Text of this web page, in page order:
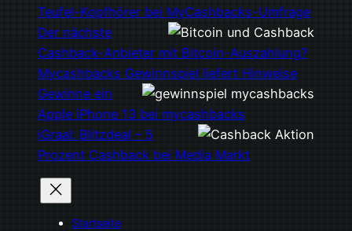
Teufel-Kopfhörer bei MyCashbacks-Umfrage
Der nächste
Cashback-Anbieter mit Bitcoin-Auszahlung?
Mycashbacks Gewinnspiel liefert Hinweise
Gewinne ein
Apple iPhone 13 bei mycashbacks
iGraal: Blitzdeal – 5
Prozent Cashback bei Media Markt
Startseite